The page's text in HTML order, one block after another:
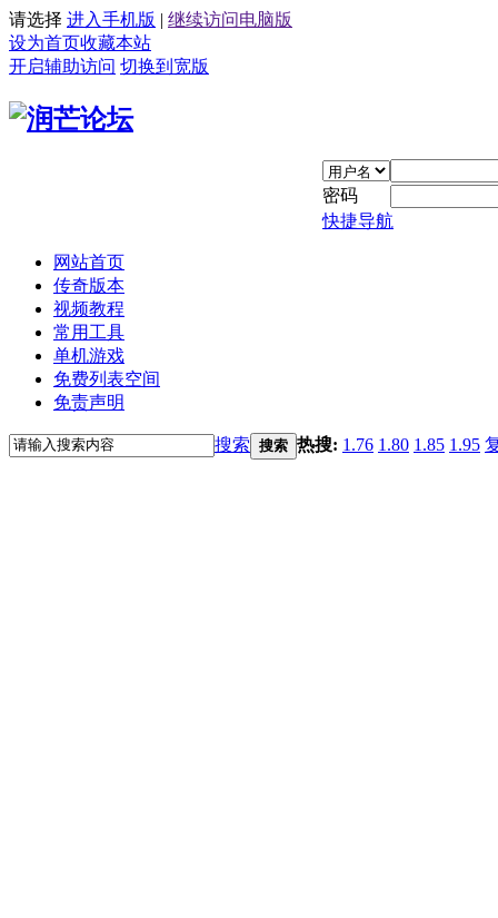
请选择 进入手机版 | 继续访问电脑版
设为首页收藏本站
开启辅助访问 切换到宽版
密码
快捷导航
网站首页
传奇版本
视频教程
常用工具
单机游戏
免费列表空间
免责声明
搜索 搜索 热搜: 1.76 1.80 1.85 1.95